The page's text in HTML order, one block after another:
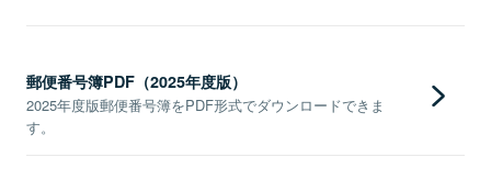
郵便番号簿PDF（2025年度版）
2025年度版郵便番号簿をPDF形式でダウンロードできま
す。